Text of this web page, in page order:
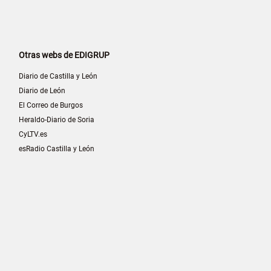
Otras webs de EDIGRUP
Diario de Castilla y León
Diario de León
El Correo de Burgos
Heraldo-Diario de Soria
CyLTV.es
esRadio Castilla y León